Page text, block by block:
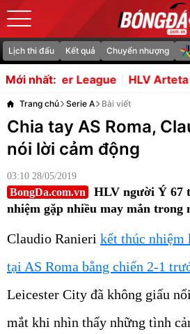
Lịch thi đấu Kết quả Chuyển nhượng
Mới nhất:HLV Arteta tiếc nuối khi
Trang chủ Serie A Bài viết
Chia tay AS Roma,
nói lời cảm động
03:10 28/05/2019
BongDa.com.vn
HLV người Ý 67
nhiệm gặp nhiều may mắn trong
Claudio Ranieri kết thúc nhiệm
tại AS Roma bằng chiến 2-1
Leicester City đã không giấu
mắt khi nhìn thấy những tình